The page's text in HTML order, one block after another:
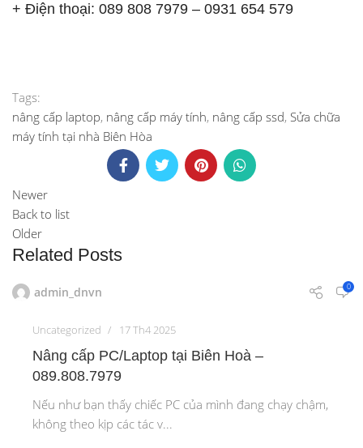
+ Điện thoại: 089 808 7979 – 0931 654 579
Tags:
nâng cấp laptop, nâng cấp máy tính, nâng cấp ssd, Sửa chữa
máy tính tại nhà Biên Hòa
Newer
Back to list
Older
Related Posts
admin_dnvn 0
Uncategorized 17 Th4 2025
Nâng cấp PC/Laptop tại Biên Hoà –
089.808.7979
Nếu như bạn thấy chiếc PC của mình đang chạy chậm,
không theo kịp các tác v...